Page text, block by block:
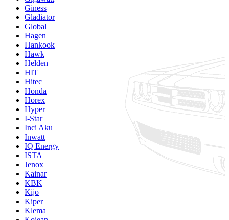
Giness
Gladiator
Global
Hagen
Hankook
Hawk
Helden
HIT
Hitec
Honda
Horex
Hyper
I-Star
Inci Aku
Inwatt
IQ Energy
ISTA
Jenox
Kainar
KBK
Kijo
Kiper
Klema